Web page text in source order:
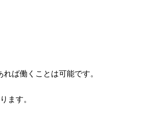
ば働くことは可能です。
ます。